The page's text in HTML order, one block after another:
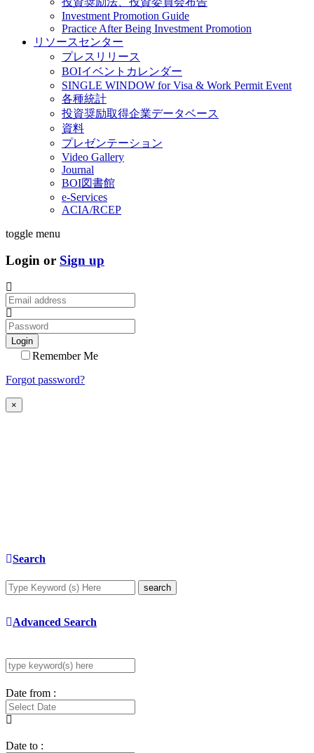
Investment Promotion Guide
Practice After Being Investment Promotion
リソースセンター
プレスリリース
BOIイベントカレンダー
SINGLE WINDOW for Visa & Work Permit Event
各種統計
投資奨励取得企業データベース
資料
プレゼンテーション
Video Gallery
Journal
BOI図書館
e-Services
ACIA/RCEP
toggle menu
Login or Sign up
Login
Remember Me
Forgot password?
×
Search
search
Advanced Search
Date from :
Date to :